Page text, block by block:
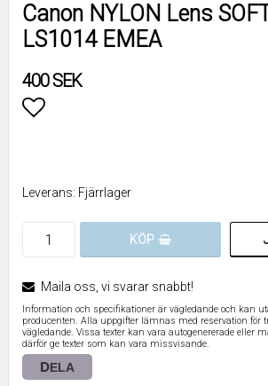
Canon NYLON Lens
LS1014 EMEA
400 SEK
Leverans: Fjärrlager
KÖP
Maila oss, vi svarar snabbt!
Information och specifikationer är vägledande och kan
producenten. Alla uppgifter lämnas med reservation för
vägledande. Vissa texter kan vara autogenererade eller
därför ge texter som kan vara missvisande.
DELA